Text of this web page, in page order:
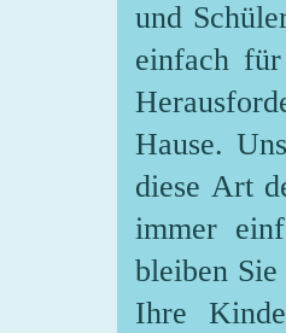
und
einfach
Hause.
diese Art
immer
bleiben
Ihre